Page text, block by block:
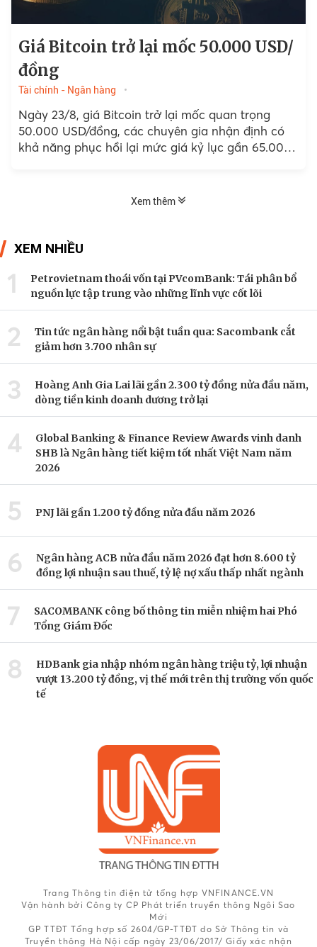
Giá Bitcoin trở lại mốc 50.000 USD/
đồng
Tài chính - Ngân hàng
Ngày 23/8, giá Bitcoin trở lại mốc quan trọng
50.000 USD/đồng, các chuyên gia nhận định có
khả năng phục hồi lại mức giá kỷ lục gần 65.000
Xem thêm
XEM NHIỀU
1
Petrovietnam thoái vốn tại PVcomBank: Tái phân bổ
nguồn lực tập trung vào những lĩnh vực cốt lõi
2
Tin tức ngân hàng nổi bật tuần qua: Sacombank cắt
giảm hơn 3.700 nhân sự
3
Hoàng Anh Gia Lai lãi gần 2.300 tỷ đồng nửa đầu năm,
dòng tiền kinh doanh dương trở lại
4
Global Banking & Finance Review Awards vinh danh
SHB là Ngân hàng tiết kiệm tốt nhất Việt Nam năm
2026
5 PNJ lãi gần 1.200 tỷ đồng nửa đầu năm 2026
6
Ngân hàng ACB nửa đầu năm 2026 đạt hơn 8.600 tỷ
đồng lợi nhuận sau thuế, tỷ lệ nợ xấu thấp nhất ngành
7
SACOMBANK công bố thông tin miễn nhiệm hai Phó
Tổng Giám Đốc
8
HDBank gia nhập nhóm ngân hàng triệu tỷ, lợi nhuận
vượt 13.200 tỷ đồng, vị thế mới trên thị trường vốn quốc
tế
Trang Thông tin điện tử tổng hợp VNFINANCE.VN
Vận hành bởi Công ty CP Phát triển truyền thông Ngôi Sao
Mới
GP TTĐT Tổng hợp số 2604/GP-TTĐT do Sở Thông tin và
Truyền thông Hà Nội cấp ngày 23/06/2017/ Giấy xác nhận